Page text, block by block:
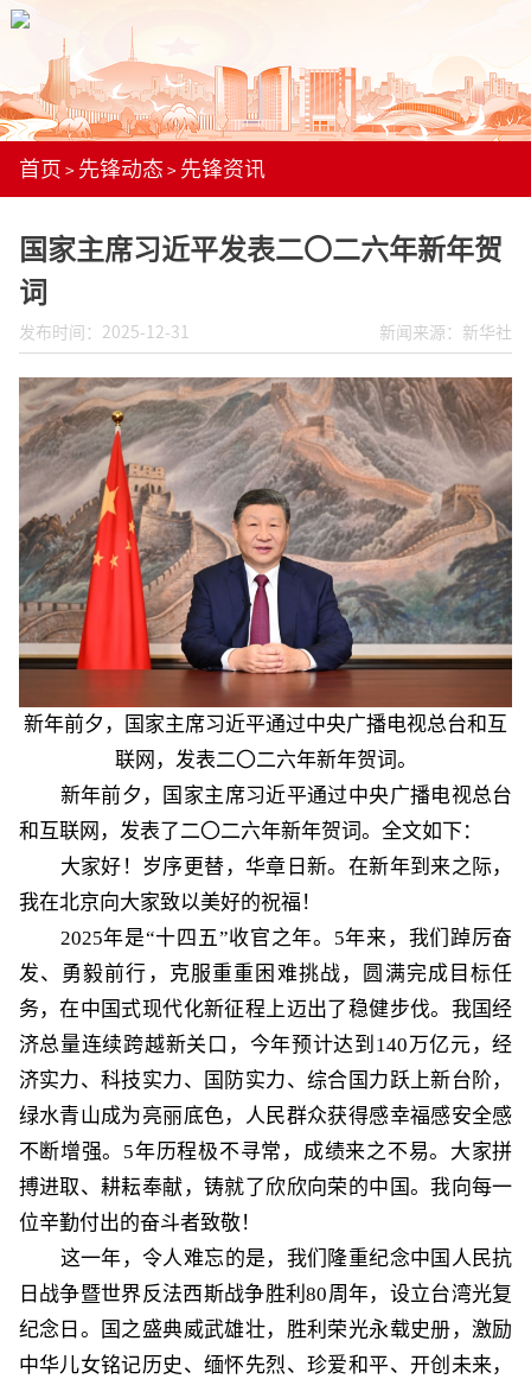
首页 > 先锋动态 > 先锋资讯
国家主席习近平发表二〇二六年新年贺
词
发布时间：2025-12-31 新闻来源：新华社
新年前夕，国家主席习近平通过中央广播电视总台和互
联网，发表二〇二六年新年贺词。
新年前夕，国家主席习近平通过中央广播电视总台
和互联网，发表了二〇二六年新年贺词。全文如下：
大家好！岁序更替，华章日新。在新年到来之际，
我在北京向大家致以美好的祝福！
2025年是“十四五”收官之年。5年来，我们踔厉奋
发、勇毅前行，克服重重困难挑战，圆满完成目标任
务，在中国式现代化新征程上迈出了稳健步伐。我国经
济总量连续跨越新关口，今年预计达到140万亿元，经
济实力、科技实力、国防实力、综合国力跃上新台阶，
绿水青山成为亮丽底色，人民群众获得感幸福感安全感
不断增强。5年历程极不寻常，成绩来之不易。大家拼
搏进取、耕耘奉献，铸就了欣欣向荣的中国。我向每一
位辛勤付出的奋斗者致敬！
这一年，令人难忘的是，我们隆重纪念中国人民抗
日战争暨世界反法西斯战争胜利80周年，设立台湾光复
纪念日。国之盛典威武雄壮，胜利荣光永载史册，激励
中华儿女铭记历史、缅怀先烈、珍爱和平、开创未来，